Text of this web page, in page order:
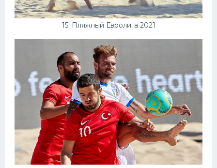
15. Пляжный Евролига 2021